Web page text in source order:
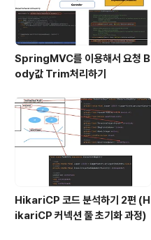
SpringMVC를 이용해서 요청 B
ody값 Trim처리하기
HikariCP 코드 분석하기 2편 (H
ikariCP 커넥션 풀 초기화 과정)